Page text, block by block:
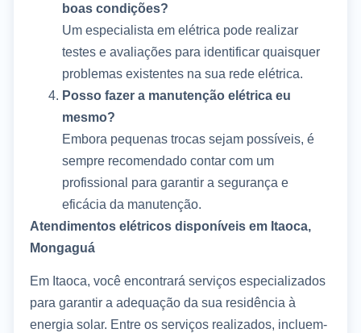
boas condições?
Um especialista em elétrica pode realizar
testes e avaliações para identificar quaisquer
problemas existentes na sua rede elétrica.
Posso fazer a manutenção elétrica eu
mesmo?
Embora pequenas trocas sejam possíveis, é
sempre recomendado contar com um
profissional para garantir a segurança e
eficácia da manutenção.
Atendimentos elétricos disponíveis em Itaoca,
Mongaguá
Em Itaoca, você encontrará serviços especializados
para garantir a adequação da sua residência à
energia solar. Entre os serviços realizados, incluem-